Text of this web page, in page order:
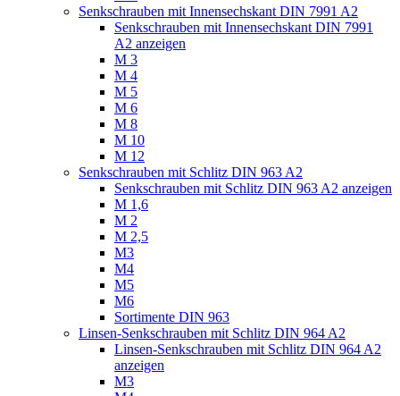
Senkschrauben mit Innensechskant DIN 7991 A2
Senkschrauben mit Innensechskant DIN 7991
A2 anzeigen
M 3
M 4
M 5
M 6
M 8
M 10
M 12
Senkschrauben mit Schlitz DIN 963 A2
Senkschrauben mit Schlitz DIN 963 A2 anzeigen
M 1,6
M 2
M 2,5
M3
M4
M5
M6
Sortimente DIN 963
Linsen-Senkschrauben mit Schlitz DIN 964 A2
Linsen-Senkschrauben mit Schlitz DIN 964 A2
anzeigen
M3